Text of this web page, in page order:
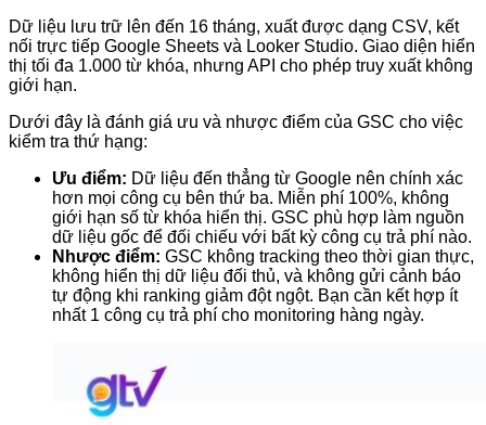
Dữ liệu lưu trữ lên đến 16 tháng, xuất được dạng CSV, kết
nối trực tiếp Google Sheets và Looker Studio. Giao diện hiển
thị tối đa 1.000 từ khóa, nhưng API cho phép truy xuất không
giới hạn.
Dưới đây là đánh giá ưu và nhược điểm của GSC cho việc
kiểm tra thứ hạng:
Ưu điểm: Dữ liệu đến thẳng từ Google nên chính xác
hơn mọi công cụ bên thứ ba. Miễn phí 100%, không
giới hạn số từ khóa hiển thị. GSC phù hợp làm nguồn
dữ liệu gốc để đối chiếu với bất kỳ công cụ trả phí nào.
Nhược điểm: GSC không tracking theo thời gian thực,
không hiển thị dữ liệu đối thủ, và không gửi cảnh báo
tự động khi ranking giảm đột ngột. Bạn cần kết hợp ít
nhất 1 công cụ trả phí cho monitoring hàng ngày.